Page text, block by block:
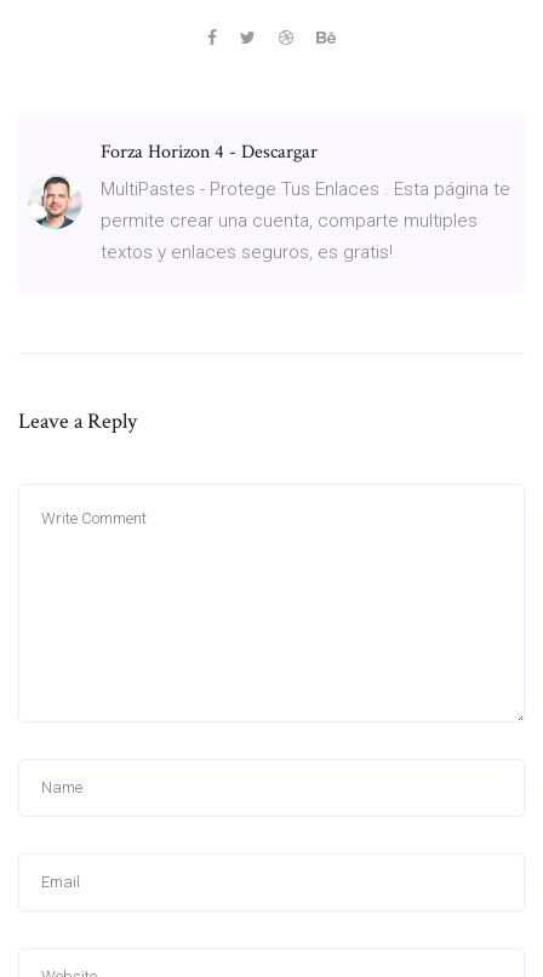
Forza Horizon 4 - Descargar
MultiPastes - Protege Tus Enlaces . Esta página te
permite crear una cuenta, comparte multiples
textos y enlaces seguros, es gratis!
Leave a Reply